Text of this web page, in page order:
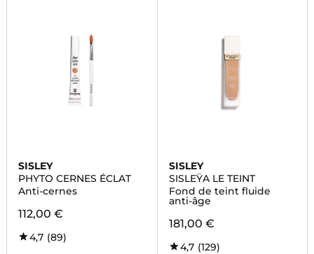
SISLEY
PHYTO CERNES ÉCLAT
Anti-cernes
112,00 €
4,7 (89)
SISLEY
SISLEŸA LE TEINT
Fond de teint fluide
anti-âge
181,00 €
4,7 (129)